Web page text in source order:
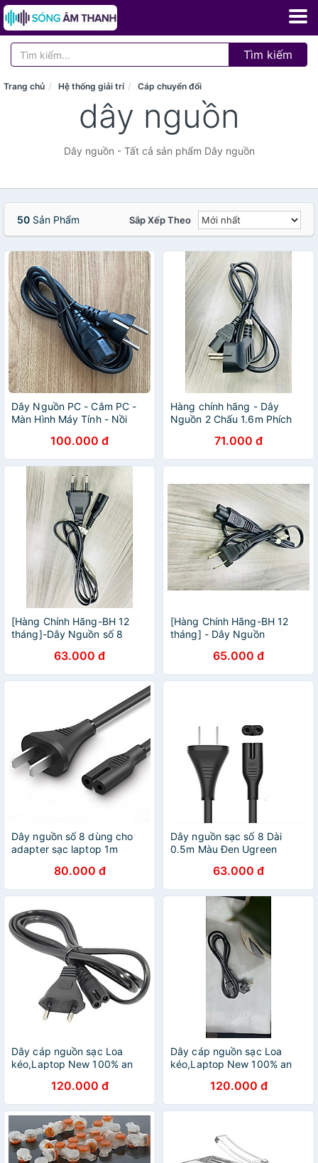
Tìm kiếm
Trang chủ Hệ thống giải trí Cáp chuyển đổi
dây nguồn
Dây nguồn - Tất cả sản phẩm Dây nguồn
50 Sản Phẩm Sắp Xếp Theo
Dây Nguồn PC - Cắm PC -
Màn Hình Máy Tính - Nồi
, màu Đen100.000 đ
Hàng chính hãng - Dây
Nguồn 2 Chấu 1.6m Phích
Dùng Cho Máy Tính, Nồi
Cơm Điện Thiết Bị Điện Bảo
Hành 12 Tháng
71.000 đ
[Hàng Chính Hãng-BH 12
tháng]-Dây Nguồn số 8
1.6m|Chuẩn Châu Âu
63.000 đ
[Hàng Chính Hãng-BH 12
tháng] - Dây Nguồn
2x0.5mm² | 2.5A – 250V -
dài 1.2m
65.000 đ
Dây nguồn số 8 dùng cho
adapter sạc laptop 1m
Hàng chính hãng
80.000 đ
Dây nguồn sạc số 8 Dài
0.5m Màu Đen Ugreen
chính hãng63.000 đ
Dây cáp nguồn sạc Loa
kéo,Laptop New 100% an
120.000 đ
Dây cáp nguồn sạc Loa
kéo,Laptop New 100% an
120.000 đ